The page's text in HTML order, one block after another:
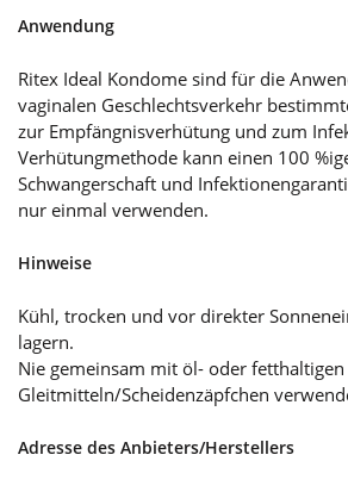
Anwendung
Ritex Ideal Kondome sind für die
vaginalen Geschlechtsverkehr
zur Empfängnisverhütung und zum
Verhütungmethode kann einen 100
Schwangerschaft und
nur einmal verwenden.
Hinweise
Kühl, trocken und vor direkter
lagern.
Nie gemeinsam mit öl- oder fetthaltigen
Gleitmitteln/Scheidenzäpfchen
Adresse des Anbieters/Herstellers